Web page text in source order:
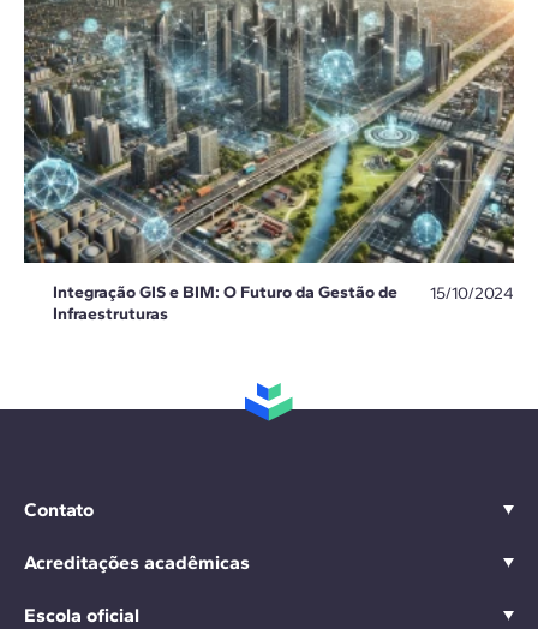
Integração GIS e BIM: O Futuro da Gestão de
Infraestruturas
15/10/2024
Contato
Acreditações acadêmicas
Escola oficial